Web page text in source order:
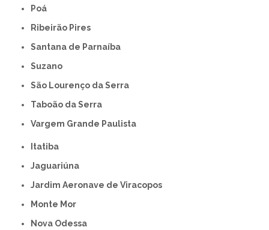
Poá
Ribeirão Pires
Santana de Parnaíba
Suzano
São Lourenço da Serra
Taboão da Serra
Vargem Grande Paulista
Itatiba
Jaguariúna
Jardim Aeronave de Viracopos
Monte Mor
Nova Odessa